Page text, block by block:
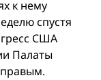
к нему
спустя
США
Палаты
правым.